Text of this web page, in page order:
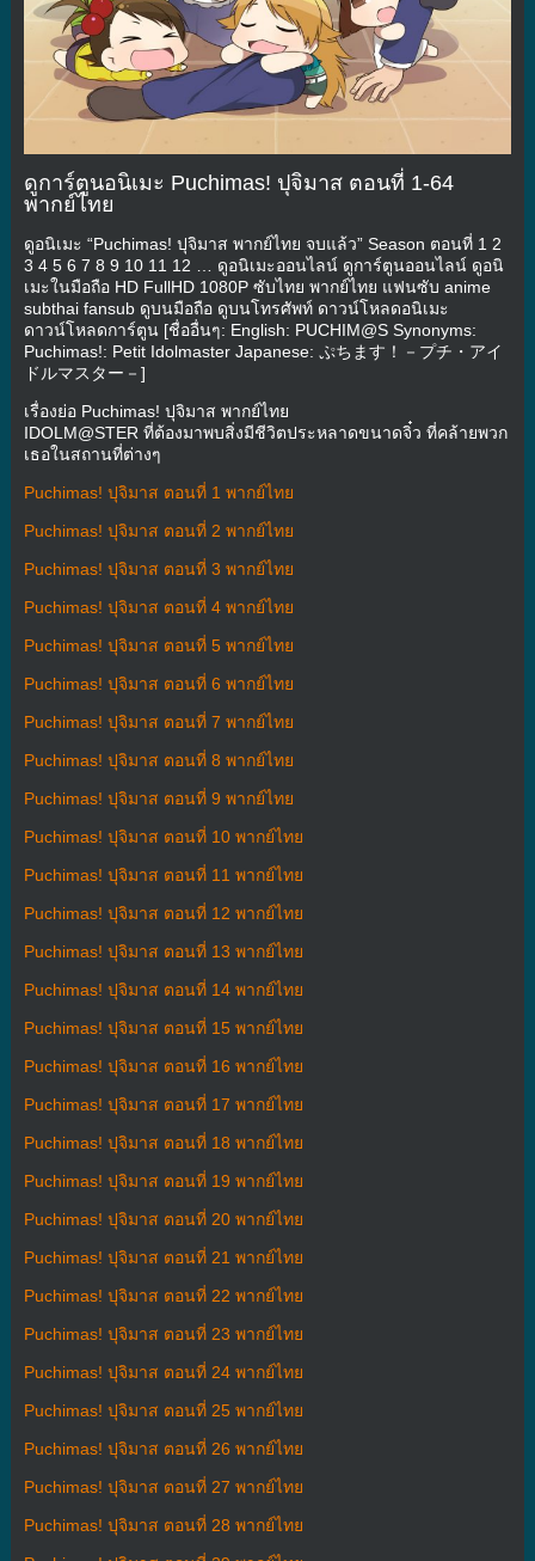
ดูการ์ตูนอนิเมะ Puchimas! ปุจิมาส ตอนที่ 1-64
พากย์ไทย
ดูอนิเมะ “Puchimas! ปุจิมาส พากย์ไทย จบแล้ว” Season ตอนที่ 1 2
3 4 5 6 7 8 9 10 11 12 … ดูอนิเมะออนไลน์ ดูการ์ตูนออนไลน์ ดูอนิ
เมะในมือถือ HD FullHD 1080P ซับไทย พากย์ไทย แฟนซับ anime
subthai fansub ดูบนมือถือ ดูบนโทรศัพท์ ดาวน์โหลดอนิเมะ
ดาวน์โหลดการ์ตูน [ชื่ออื่นๆ: English: PUCHIM@S Synonyms:
Puchimas!: Petit Idolmaster Japanese: ぷちます！－プチ・アイ
ドルマスター－]
เรื่องย่อ Puchimas! ปุจิมาส พากย์ไทย
IDOLM@STER ที่ต้องมาพบสิ่งมีชีวิตประหลาดขนาดจิ๋ว ที่คล้ายพวก
เธอในสถานที่ต่างๆ
Puchimas! ปุจิมาส ตอนที่ 1 พากย์ไทย
Puchimas! ปุจิมาส ตอนที่ 2 พากย์ไทย
Puchimas! ปุจิมาส ตอนที่ 3 พากย์ไทย
Puchimas! ปุจิมาส ตอนที่ 4 พากย์ไทย
Puchimas! ปุจิมาส ตอนที่ 5 พากย์ไทย
Puchimas! ปุจิมาส ตอนที่ 6 พากย์ไทย
Puchimas! ปุจิมาส ตอนที่ 7 พากย์ไทย
Puchimas! ปุจิมาส ตอนที่ 8 พากย์ไทย
Puchimas! ปุจิมาส ตอนที่ 9 พากย์ไทย
Puchimas! ปุจิมาส ตอนที่ 10 พากย์ไทย
Puchimas! ปุจิมาส ตอนที่ 11 พากย์ไทย
Puchimas! ปุจิมาส ตอนที่ 12 พากย์ไทย
Puchimas! ปุจิมาส ตอนที่ 13 พากย์ไทย
Puchimas! ปุจิมาส ตอนที่ 14 พากย์ไทย
Puchimas! ปุจิมาส ตอนที่ 15 พากย์ไทย
Puchimas! ปุจิมาส ตอนที่ 16 พากย์ไทย
Puchimas! ปุจิมาส ตอนที่ 17 พากย์ไทย
Puchimas! ปุจิมาส ตอนที่ 18 พากย์ไทย
Puchimas! ปุจิมาส ตอนที่ 19 พากย์ไทย
Puchimas! ปุจิมาส ตอนที่ 20 พากย์ไทย
Puchimas! ปุจิมาส ตอนที่ 21 พากย์ไทย
Puchimas! ปุจิมาส ตอนที่ 22 พากย์ไทย
Puchimas! ปุจิมาส ตอนที่ 23 พากย์ไทย
Puchimas! ปุจิมาส ตอนที่ 24 พากย์ไทย
Puchimas! ปุจิมาส ตอนที่ 25 พากย์ไทย
Puchimas! ปุจิมาส ตอนที่ 26 พากย์ไทย
Puchimas! ปุจิมาส ตอนที่ 27 พากย์ไทย
Puchimas! ปุจิมาส ตอนที่ 28 พากย์ไทย